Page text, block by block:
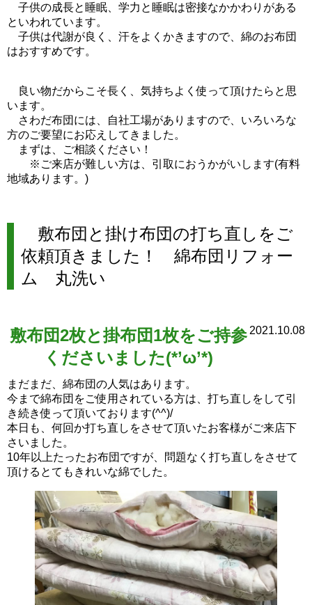
子供の成長と睡眠、学力と睡眠は密接なかかわりがある
といわれています。
子供は代謝が良く、汗をよくかきますので、綿のお布団
はおすすめです。
良い物だからこそ長く、気持ちよく使って頂けたらと思
います。
さわだ布団には、自社工場がありますので、いろいろな
方のご要望にお応えしてきました。
まずは、ご相談ください！
※ご来店が難しい方は、引取におうかがいします(有料
地域あります。)
敷布団と掛け布団の打ち直しをご
依頼頂きました！ 綿布団リフォー
ム 丸洗い
2021.10.08
敷布団2枚と掛布団1枚をご持参
くださいました(*’ω’*)
まだまだ、綿布団の人気はあります。
今まで綿布団をご使用されている方は、打ち直しをして引
き続き使って頂いております(^^)/
本日も、何回か打ち直しをさせて頂いたお客様がご来店下
さいました。
10年以上たったお布団ですが、問題なく打ち直しをさせて
頂けるとてもきれいな綿でした。